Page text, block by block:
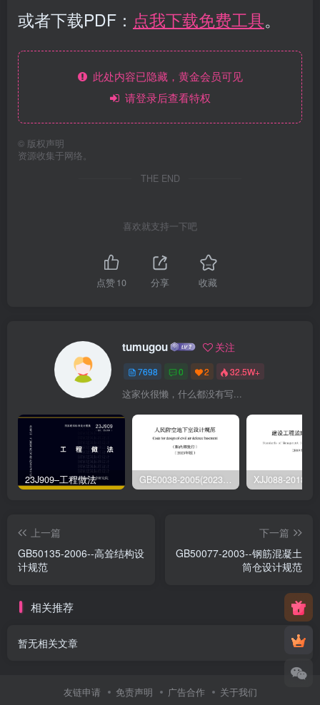
或者下载PDF： 点我下载免费工具。
此处内容已隐藏，黄金会员可见
请登录后查看特权
© 版权声明
资源收集于网络。
THE END
喜欢就支持一下吧
点赞10 分享 收藏
tumugou 关注
7698 0 2 32.5W+
这家伙很懒，什么都没有写...
23J909–工程做法 GB50038-2005(2023版)–人民防空地下室设计规范
上一篇
GB50135-2006--高耸结构设
计规范
下一篇
GB50077-2003--钢筋混凝土
筒仓设计规范
相关推荐
暂无相关文章
友链申请 免责声明 广告合作 关于我们